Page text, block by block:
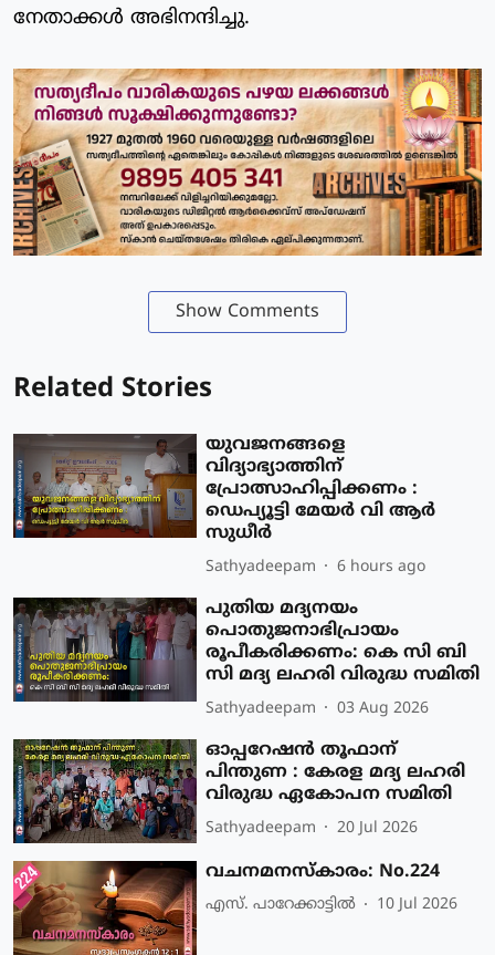
നേതാക്കൾ അഭിനന്ദിച്ചു.
Show Comments
Related Stories
യുവജനങ്ങളെ
വിദ്യാഭ്യാത്തിന്
പ്രോത്സാഹിപ്പിക്കണം :
ഡെപ്യൂട്ടി മേയർ വി ആർ
സുധീർ
Sathyadeepam 6 hours ago
പുതിയ മദ്യനയം
പൊതുജനാഭിപ്രായം
രൂപീകരിക്കണം: കെ സി ബി
സി മദ്യ ലഹരി വിരുദ്ധ സമിതി
Sathyadeepam 03 Aug 2026
ഓപ്പറേഷൻ തൂഫാന്
പിന്തുണ : കേരള മദ്യ ലഹരി
വിരുദ്ധ ഏകോപന സമിതി
Sathyadeepam 20 Jul 2026
വചനമനസ്‌കാരം: No.224
എസ്. പാറേക്കാട്ടില്‍ 10 Jul 2026